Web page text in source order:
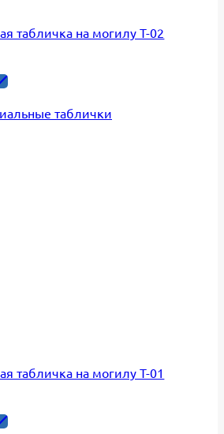
табличка на могилу Т-02
табличка на могилу Т-01